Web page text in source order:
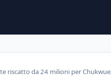
riscatto da 24 milioni per